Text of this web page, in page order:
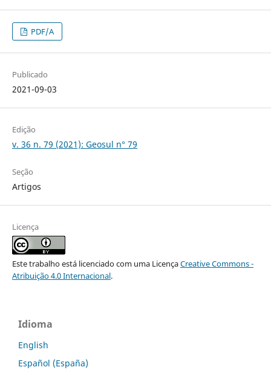
PDF/A
Publicado
2021-09-03
Edição
v. 36 n. 79 (2021): Geosul n° 79
Seção
Artigos
Licença
Este trabalho está licenciado com uma LicençaCreative Commons -
Atribuição 4.0 Internacional.
Idioma
English
Español (España)